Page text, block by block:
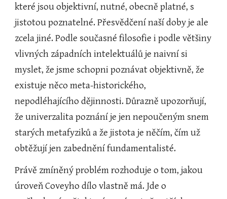
které jsou objektivní, nutné, obecně platné, s
jistotou poznatelné. Přesvědčení naší doby je ale
zcela jiné. Podle současné filosofie i podle většiny
vlivných západních intelektuálů je naivní si
myslet, že jsme schopni poznávat objektivně, že
existuje něco meta-historického,
nepodléhajícího dějinnosti. Důrazně upozorňují,
že univerzalita poznání je jen nepoučeným snem
starých metafyziků a že jistota je něčím, čím už
obtěžují jen zabednění fundamentalisté.
Právě zmíněný problém rozhoduje o tom, jakou
úroveň Coveyho dílo vlastně má. Jde o